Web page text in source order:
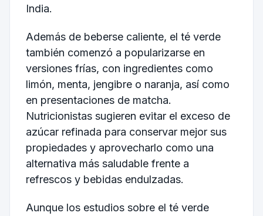
India.
Además de beberse caliente, el té verde
también comenzó a popularizarse en
versiones frías, con ingredientes como
limón, menta, jengibre o naranja, así como
en presentaciones de matcha.
Nutricionistas sugieren evitar el exceso de
azúcar refinada para conservar mejor sus
propiedades y aprovecharlo como una
alternativa más saludable frente a
refrescos y bebidas endulzadas.
Aunque los estudios sobre el té verde